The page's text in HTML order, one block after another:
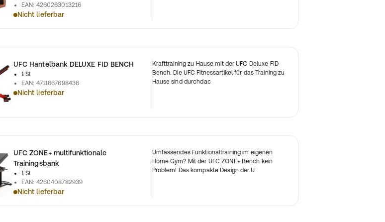
EAN: 4260263013216
Nicht lieferbar
UFC Hantelbank DELUXE FID BENCH
1 St
EAN: 4711667698436
Nicht lieferbar
Krafttraining zu Hause mit der UFC Deluxe FID
Bench. Die UFC Fitnessartikel für das Training zu
Hause sind durchdac
UFC ZONE+ multifunktionale
Trainingsbank
1 St
EAN: 4260408782939
Nicht lieferbar
Umfassendes Funktionaltraining im eigenen
Home Gym? Mit der UFC ZONE+ Bench kein
Problem! Das kompakte Design der U